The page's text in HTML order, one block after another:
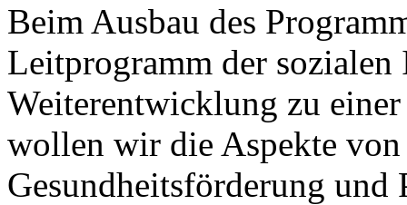
Beim Ausbau des
Leitprogramm der sozialen
Weiterentwicklung zu
wollen wir die Aspekte
Gesundheitsförderung und